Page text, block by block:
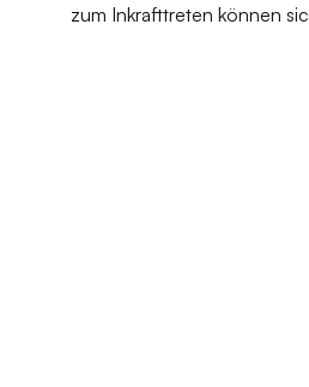
zum Inkrafttreten können